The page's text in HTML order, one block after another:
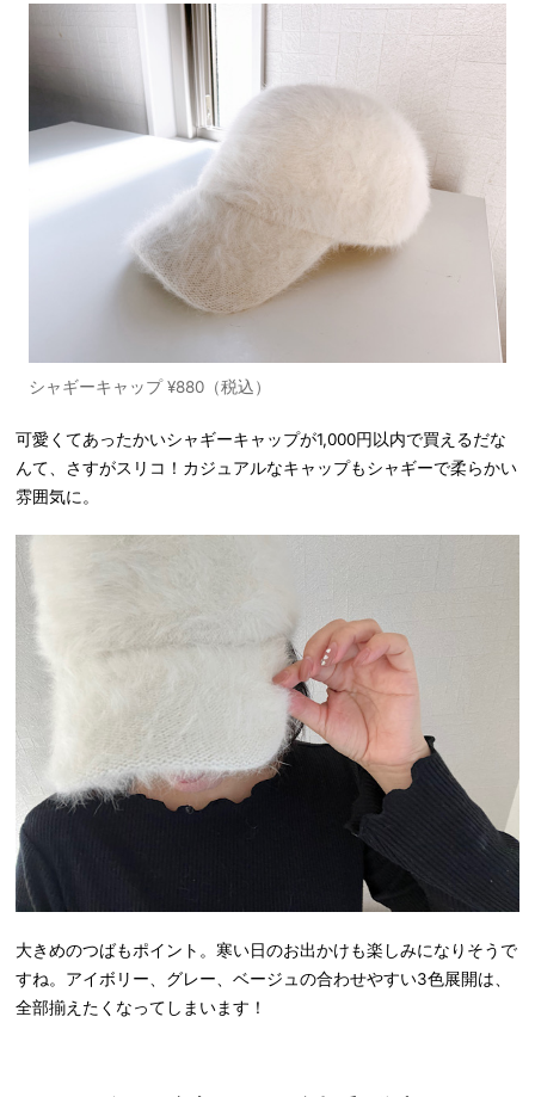
シャギーキャップ ¥880（税込）
可愛くてあったかいシャギーキャップが1,000円以内で買えるだな
んて、さすがスリコ！カジュアルなキャップもシャギーで柔らかい
雰囲気に。
大きめのつばもポイント。寒い日のお出かけも楽しみになりそうで
すね。アイボリー、グレー、ベージュの合わせやすい3色展開は、
全部揃えたくなってしまいます！